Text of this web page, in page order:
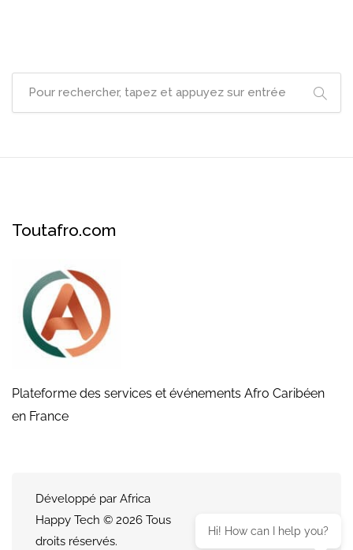
Toutafro.com
Plateforme des services et événements Afro Caribéen
en France
Développé par Africa
Happy Tech © 2026 Tous
droits réservés.
Hi! How can I help you?